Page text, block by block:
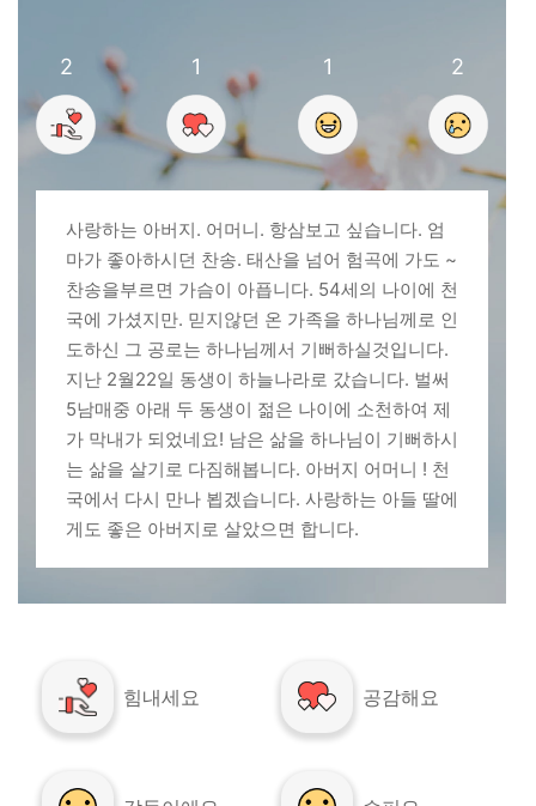
2 1 1 2
사랑하는 아버지. 어머니. 항삼보고 싶습니다. 엄
마가 좋아하시던 찬송. 태산을 넘어 험곡에 가도 ~
찬송을부르면 가슴이 아픕니다. 54세의 나이에 천
국에 가셨지만. 믿지않던 온 가족을 하나님께로 인
도하신 그 공로는 하나님께서 기뻐하실것입니다.
지난 2월22일 동생이 하늘나라로 갔습니다. 벌써
5남매중 아래 두 동생이 젊은 나이에 소천하여 제
가 막내가 되었네요! 남은 삶을 하나님이 기뻐하시
는 삶을 살기로 다짐해봅니다. 아버지 어머니 ! 천
국에서 다시 만나 뵙겠습니다. 사랑하는 아들 딸에
게도 좋은 아버지로 살았으면 합니다.
힘내세요 공감해요